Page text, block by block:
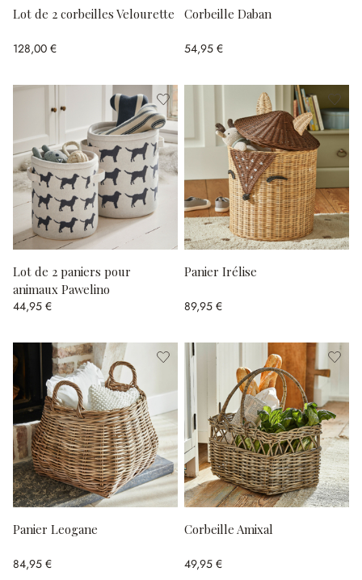
Lot de 2 corbeilles Velourette
128,00 €
Corbeille Daban
54,95 €
Lot de 2 paniers pour
animaux Pawelino
44,95 €
Panier Irélise
89,95 €
Panier Leogane
84,95 €
Corbeille Amixal
49,95 €